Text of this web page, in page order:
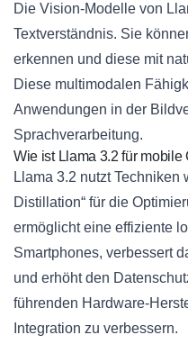
Die Vision-Modelle von
Textverständnis. Sie
erkennen und diese mit
Diese multimodalen
Anwendungen in der
Sprachverarbeitung.
Wie ist Llama 3.2 für mobile
Llama 3.2 nutzt Techniken
Distillation“ für die
ermöglicht eine effiziente
Smartphones, verbessert
und erhöht den
führenden Hardware-
Integration zu verbessern.